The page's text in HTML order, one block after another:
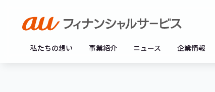
私たちの想い 事業紹介 ニュース 企業情報